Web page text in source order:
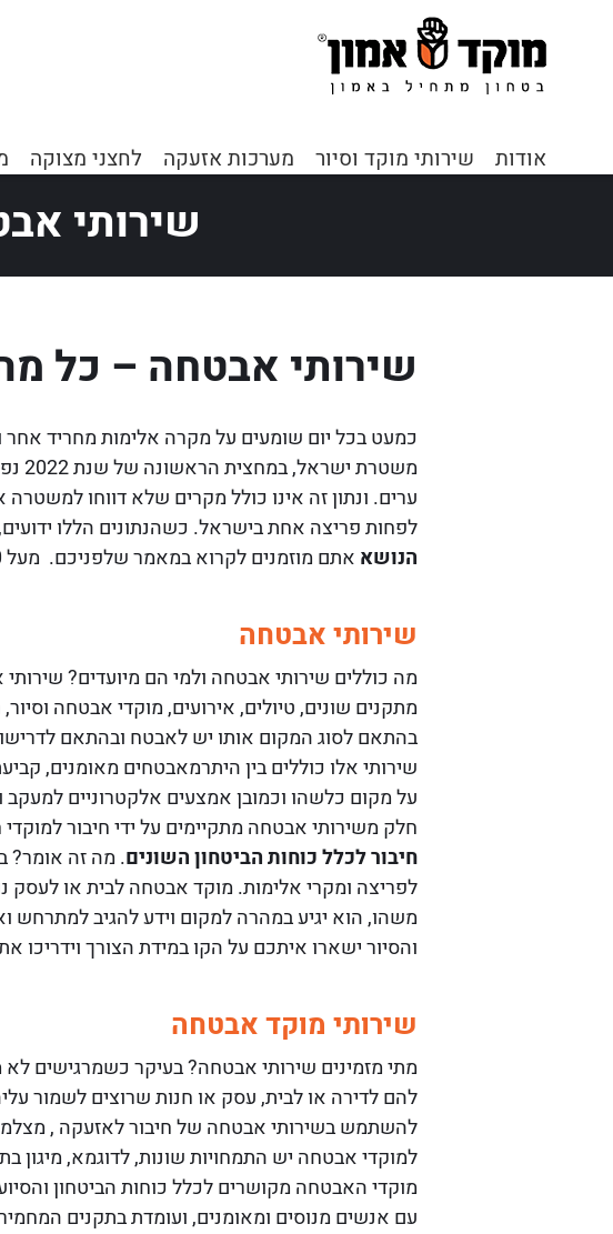
אודות שירותי מוקד וסיור מערכות אזעקה לחצני מצוקה דף הבית» כתבות ומאמרים
שירותי
שירותי אבטחה – כל
כמעט בכל יום שומעים על מקרה אלימות מחריד אחר
ערים. ונתון זה אינו כולל מקרים שלא דווחו
לפחות פריצה אחת בישראל. כשהנתונים הללו
הנושא אתם מוזמנים לקרוא במאמר שלפניכם. מעל 50,000 ארועי פריצה , מעל 35,000 ארועי אלימות
שירותי אבטחה
מה כוללים שירותי אבטחה ולמי הם מיועדים?
מתקנים שונים, טיולים, אירועים, מוקדי אבטחה
בהתאם לסוג המקום אותו יש לאבטח ובהתאם
שירותי אלו כוללים בין היתרמאבטחים מאומנים,
על מקום כלשהו וכמובן אמצעים אלקטרוניים למעקב
חלק משירותי אבטחה מתקיימים על ידי חיבור
חיבור לכלל כוחות הביטחון השונים. מה זה אומר?
משהו, הוא יגיע במהרה למקום וידע להגיב
והסיור ישארו איתכם על הקו במידת הצורך וידריכו
שירותי מוקד אבטחה
מתי מזמינים שירותי אבטחה? בעיקר כשמרגישים
להם לדירה או לבית, עסק או חנות שרוצים לשמור
להשתמש בשירותי אבטחה של חיבור לאזעקה , מצלמות
למוקדי אבטחה יש התמחויות שונות, לדוגמא, מיגון
מוקדי האבטחה מקושרים לכלל כוחות הביטחון
עם אנשים מנוסים ומאומנים, ועומדת בתקנים